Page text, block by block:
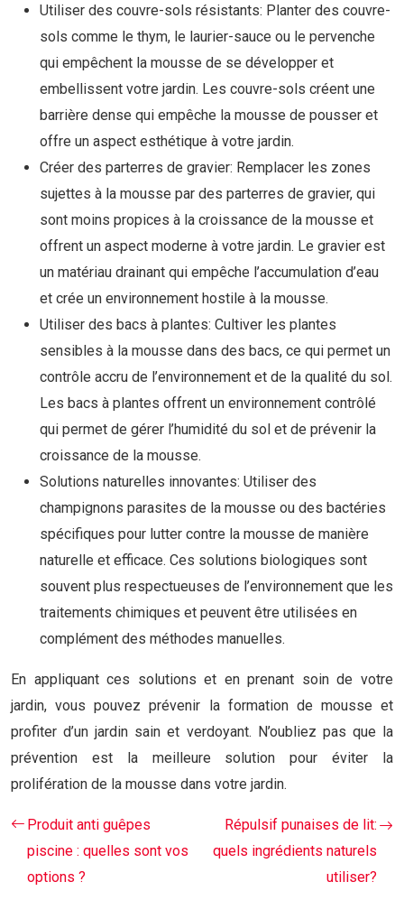
Utiliser des couvre-sols résistants: Planter des couvre-
sols comme le thym, le laurier-sauce ou le pervenche
qui empêchent la mousse de se développer et
embellissent votre jardin. Les couvre-sols créent une
barrière dense qui empêche la mousse de pousser et
offre un aspect esthétique à votre jardin.
Créer des parterres de gravier: Remplacer les zones
sujettes à la mousse par des parterres de gravier, qui
sont moins propices à la croissance de la mousse et
offrent un aspect moderne à votre jardin. Le gravier est
un matériau drainant qui empêche l’accumulation d’eau
et crée un environnement hostile à la mousse.
Utiliser des bacs à plantes: Cultiver les plantes
sensibles à la mousse dans des bacs, ce qui permet un
contrôle accru de l’environnement et de la qualité du sol.
Les bacs à plantes offrent un environnement contrôlé
qui permet de gérer l’humidité du sol et de prévenir la
croissance de la mousse.
Solutions naturelles innovantes: Utiliser des
champignons parasites de la mousse ou des bactéries
spécifiques pour lutter contre la mousse de manière
naturelle et efficace. Ces solutions biologiques sont
souvent plus respectueuses de l’environnement que les
traitements chimiques et peuvent être utilisées en
complément des méthodes manuelles.
En appliquant ces solutions et en prenant soin de votre
jardin, vous pouvez prévenir la formation de mousse et
profiter d’un jardin sain et verdoyant. N’oubliez pas que la
prévention est la meilleure solution pour éviter la
prolifération de la mousse dans votre jardin.
Produit anti guêpes
piscine : quelles sont vos
options ?
Répulsif punaises de lit:
quels ingrédients naturels
utiliser?